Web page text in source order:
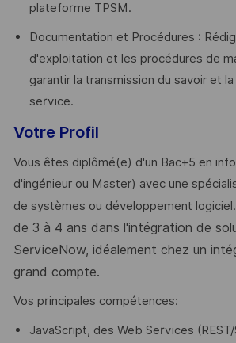
plateforme TPSM.
Documentation et Procédures :
d'exploitation et les procédures de
garantir la transmission du savoir et
service.
Votre Profil
Vous êtes diplômé(e) d'un Bac+5 en
d'ingénieur ou Master) avec une
de systèmes ou développement
de 3 à 4 ans dans l'intégration de
ServiceNow, idéalement chez un
grand compte.
Vos principales compétences:
JavaScript, des Web Services